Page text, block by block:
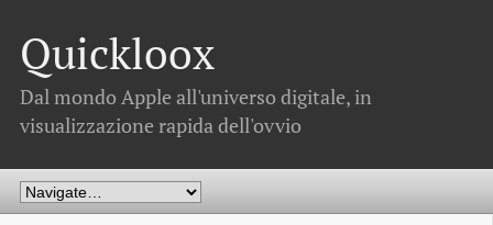
Quickloox
Dal mondo Apple all'universo digitale, in
visualizzazione rapida dell'ovvio